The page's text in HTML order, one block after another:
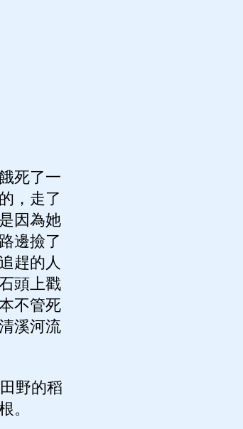
死了一
，走了
因為她
邊撿了
趕的人
頭上戳
不管死
溪河流
野的稻
。